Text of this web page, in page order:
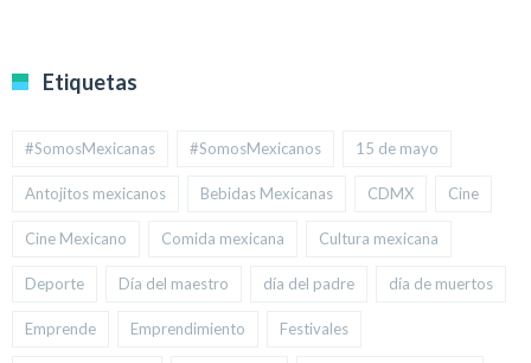
Etiquetas
#SomosMexicanas #SomosMexicanos 15 de mayo
Antojitos mexicanos Bebidas Mexicanas CDMX Cine
Cine Mexicano Comida mexicana Cultura mexicana
Deporte Día del maestro día del padre día de muertos
Emprende Emprendimiento Festivales